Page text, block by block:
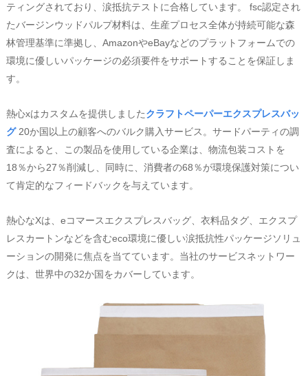
ティングされており、涙抵抗テストに合格しています。 fsc認定され
たバージンウッドパルプ材料は、生産プロセス全体が持続可能な森
林管理基準に準拠し、AmazonやeBayなどのプラットフォームでの
環境に優しいパッケージの必須要件をサポートすることを保証しま
す。
熱心xは‌カスタムを提供しましたクラフトペーパーエクスプレスバッ
グ‌ 20か国以上の顧客へのバルク購入サービス。サードパーティの調
査によると、この製品を使用している企業は、物流包装コストを
18％から27％削減し、同時に、消費者の68％が環境保護対策につい
て肯定的なフィードバックを与えています。
熱心なXは、eコマースエクスプレスバッグ、衣料品タグ、エクスプ
レスカートンなどを含むeco環境に優しい涙抵抗性パッケージソリュ
ーションの開発に焦点を当てています。当社のサービスネットワー
クは、世界中の32か国をカバーしています。